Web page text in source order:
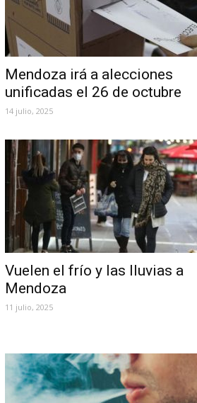
Mendoza irá a alecciones
unificadas el 26 de octubre
14 julio, 2025
Vuelen el frío y las lluvias a
Mendoza
11 julio, 2025